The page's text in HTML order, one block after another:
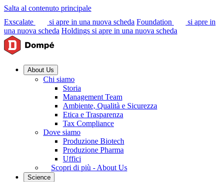
Salta al contenuto principale
Exscalate
si apre in una nuova scheda Foundation
si apre in
una nuova scheda Holdings si apre in una nuova scheda
About Us
Chi siamo
Storia
Management Team
Ambiente, Qualità e Sicurezza
Etica e Trasparenza
Tax Compliance
Dove siamo
Produzione Biotech
Produzione Pharma
Uffici
Scopri di più - About Us
Science